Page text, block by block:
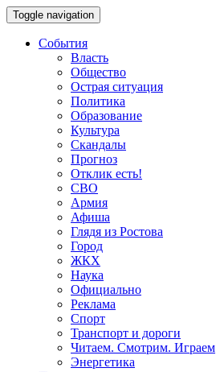
Toggle navigation
События
Власть
Общество
Острая ситуация
Политика
Образование
Культура
Скандалы
Прогноз
Отклик есть!
СВО
Армия
Афиша
Глядя из Ростова
Город
ЖКХ
Наука
Официально
Реклама
Спорт
Транспорт и дороги
Читаем. Смотрим. Играем
Энергетика